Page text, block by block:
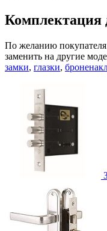
Комплектация
По желанию
заменить на другие
замки, глазки,